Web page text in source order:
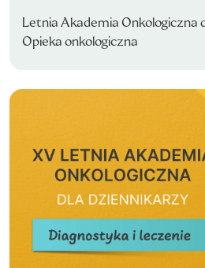
Letnia Akademia Onkologiczna
Opieka onkologiczna